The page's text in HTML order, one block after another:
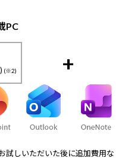
PC
(※2) +
しいただいた後に追加費用な